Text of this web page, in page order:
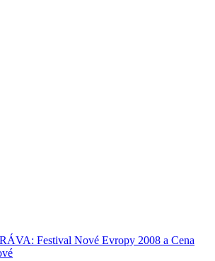
Festival Nové Evropy 2008 a Cena